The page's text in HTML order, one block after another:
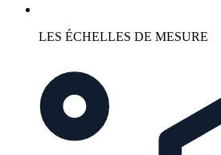
LES ÉCHELLES DE MESURE